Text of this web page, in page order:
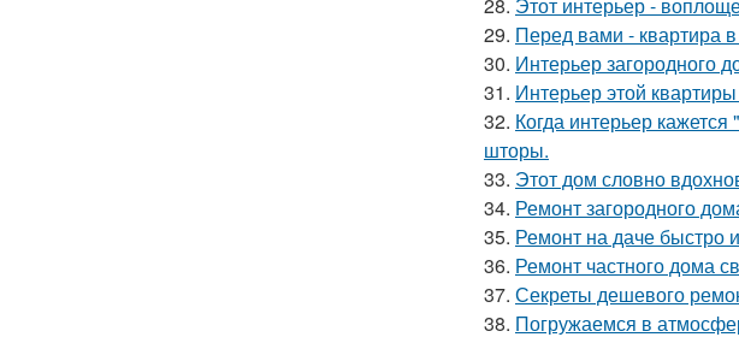
29. Перед вами - квартира
30. Интерьер загородного
31. Интерьер этой
32. Когда интерьер
шторы.
33. Этот дом словно
34. Ремонт загородного
35. Ремонт на даче быстро
36. Ремонт частного дома
37. Секреты дешевого
38. Погружаемся в